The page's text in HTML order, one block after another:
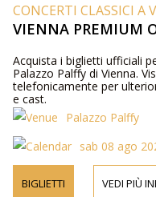
CONCERTI CLASSICI A
VIENNA PREMIUM
Acquista i biglietti ufficiali
Palazzo Palffy di Vienna.
telefonicamente per
e cast.
Palazzo Palffy
sab 08 ago
BIGLIETTI VEDI PIÙ